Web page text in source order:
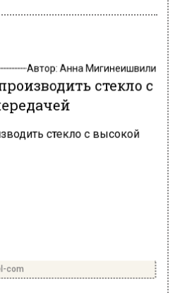
Автор: Анна Мигинеишвили
стекло с
com